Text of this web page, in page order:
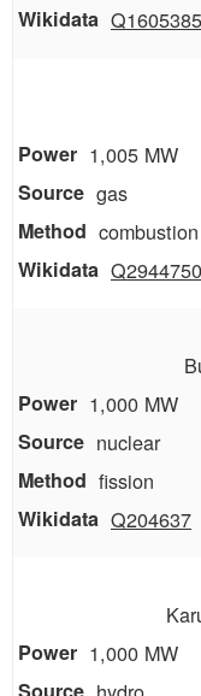
1,005 MW
gas
combustion
Q2944750
1,000 MW
nuclear
fission
Q204637
1,000 MW